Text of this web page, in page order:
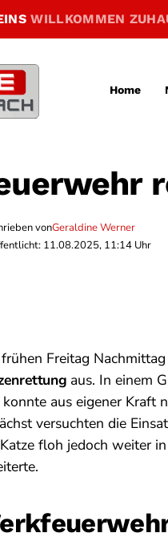
WILLKOMMEN
Home
vonGeraldine Werner
11.08.2025, 11:14 Uhr
Freitag
aus. In einem
aus eigener Kraft
versuchten die
floh jedoch weiter